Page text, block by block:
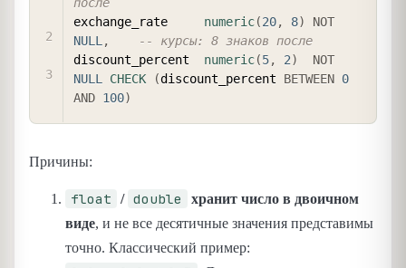
после
exchange_rate numeric(20, 8)
NOT
NULL,
-- курсы: 8 знаков после
discount_percent numeric(5, 2)
NOT
NULL CHECK (discount_percent BETWEEN 0
AND 100)
Причины:
float / double
хранит число в двоичном
виде, и не все десятичные значения представимы
точно. Классический пример: